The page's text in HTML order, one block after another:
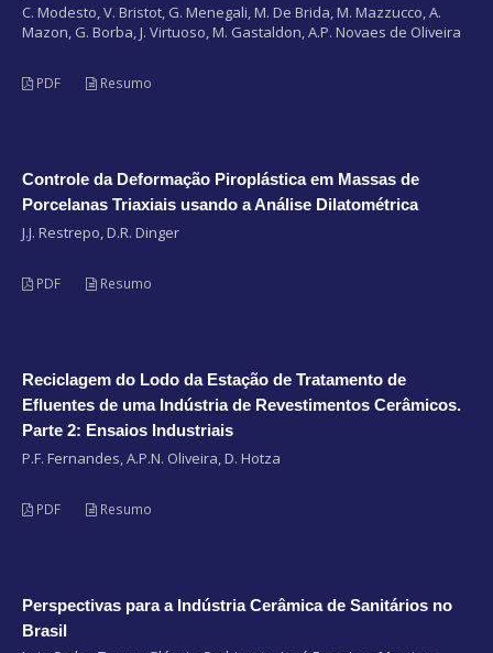
C. Modesto, V. Bristot, G. Menegali, M. De Brida, M. Mazzucco, A.
Mazon, G. Borba, J. Virtuoso, M. Gastaldon, A.P. Novaes de Oliveira
PDF Resumo
Controle da Deformação Piroplástica em Massas de
Porcelanas Triaxiais usando a Análise Dilatométrica
J.J. Restrepo, D.R. Dinger
PDF Resumo
Reciclagem do Lodo da Estação de Tratamento de
Efluentes de uma Indústria de Revestimentos Cerâmicos.
Parte 2: Ensaios Industriais
P.F. Fernandes, A.P.N. Oliveira, D. Hotza
PDF Resumo
Perspectivas para a Indústria Cerâmica de Sanitários no
Brasil